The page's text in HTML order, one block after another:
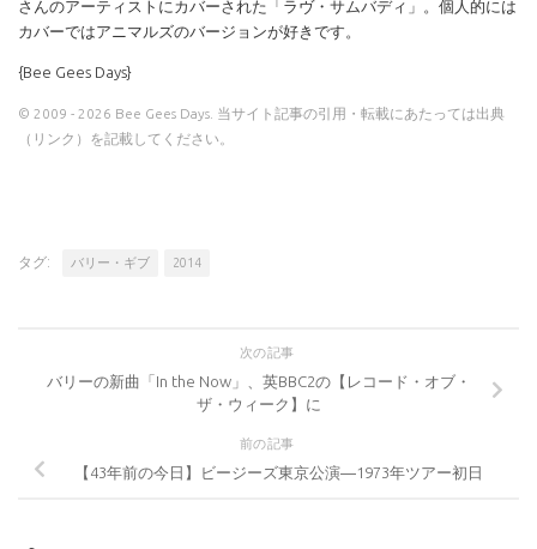
さんのアーティストにカバーされた「ラヴ・サムバディ」。個人的には
カバーではアニマルズのバージョンが好きです。
{Bee Gees Days}
© 2009 - 2026 Bee Gees Days. 当サイト記事の引用・転載にあたっては出典
（リンク）を記載してください。
タグ: バリー・ギブ 2014
次の記事
バリーの新曲「In the Now」、英BBC2の【レコード・オブ・
ザ・ウィーク】に
前の記事
【43年前の今日】ビージーズ東京公演―1973年ツアー初日